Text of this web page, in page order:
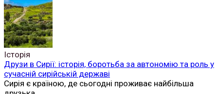
Історія
Друзи в Сирії: історія, боротьба за автономію та роль у
сучасній сирійській державі
Сирія є країною, де сьогодні проживає найбільша